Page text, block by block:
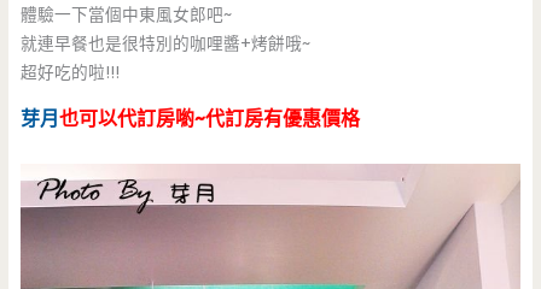
體驗一下當個中東風女郎吧~
就連早餐也是很特別的咖哩醬+烤餅哦~
超好吃的啦!!!
芽月也可以代訂房喲~代訂房有優惠價格